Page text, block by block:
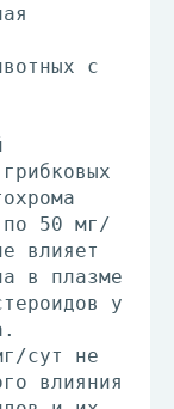
с
по 50 мг/
влияет
в плазме
у
сут не
влияния